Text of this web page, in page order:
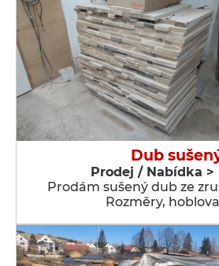
Dub
Prodej / Nabídka >
Prodám sušený dub ze
Rozměry,